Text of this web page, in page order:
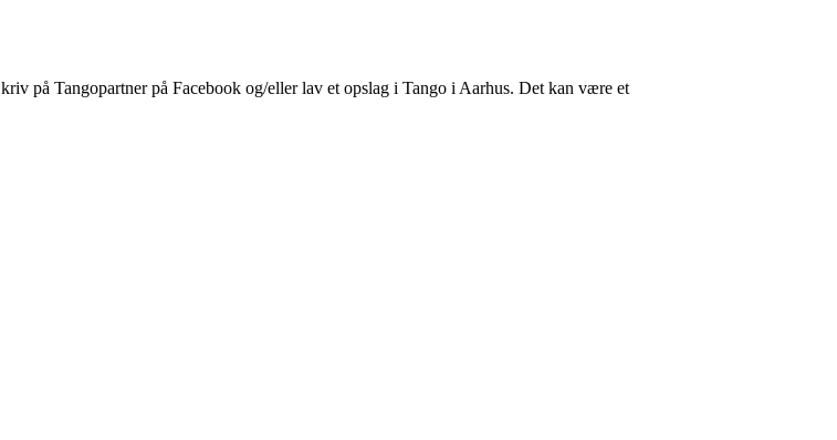
på Tangopartner på Facebook og/eller lav et opslag i Tango i Aarhus. Det kan være et